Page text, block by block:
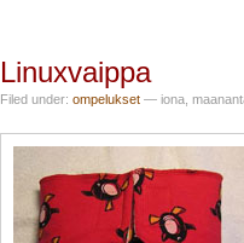
Linuxvaippa
Filed under: ompelukset — iona,